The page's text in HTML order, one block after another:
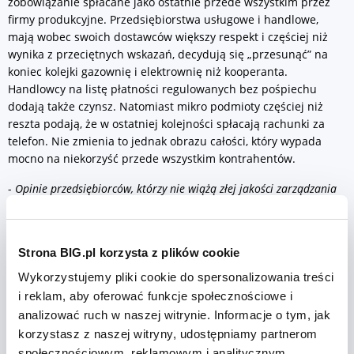
Strona BIG.pl korzysta z plików cookie
Wykorzystujemy pliki cookie do spersonalizowania treści
i reklam, aby oferować funkcje społecznościowe i
analizować ruch w naszej witrynie. Informacje o tym, jak
korzystasz z naszej witryny, udostępniamy partnerom
firmy produkcyjne. Przedsiębiorstwa usługowe i handlowe,
mają wobec swoich dostawców większy respekt i częściej niż
wynika z przeciętnych wskazań, decydują się „przesunąć” na
koniec kolejki gazownię i elektrownię niż kooperanta.
Handlowcy na listę płatności regulowanych bez pośpiechu
dodają także czynsz. Natomiast mikro podmioty częściej niż
reszta podają, że w ostatniej kolejności spłacają rachunki za
telefon. Nie zmienia to jednak obrazu całości, który wypada
mocno na niekorzyść przede wszystkim kontrahentów.
- Opinie przedsiębiorców, którzy nie wiążą złej jakości zarządzania
jest to sposób na radzenie sobie z kontrolowaniem płynności firmy,
brak wiary przedsiębiorców w to, że można tym problemem
pokierować– uważa Sławomir Grzelczak.
Niemal 9 na 10 firm korzystających z BIG jest przekonanych o
jego skuteczności